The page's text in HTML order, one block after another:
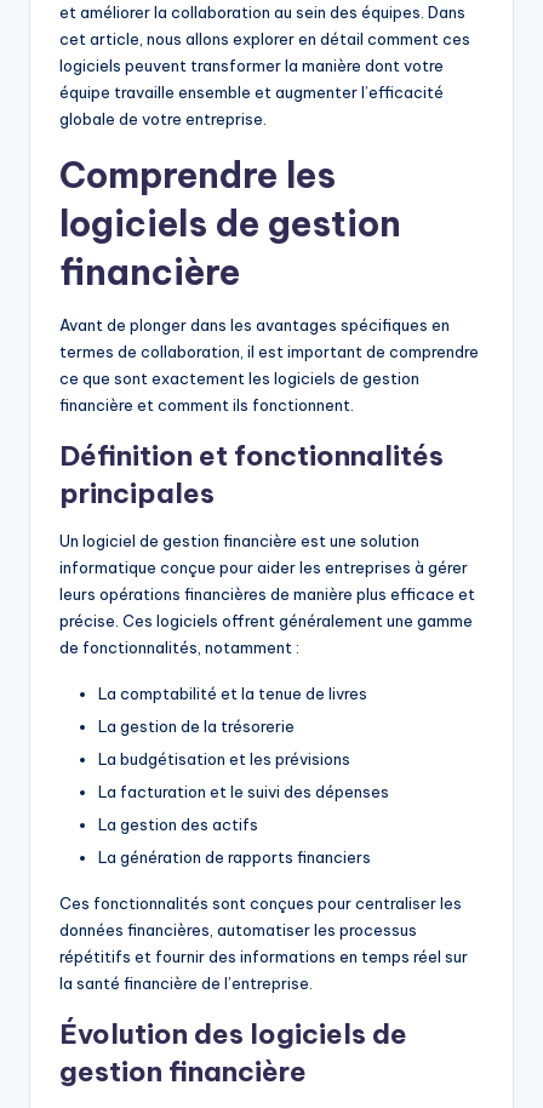
et améliorer la collaboration au sein des équipes. Dans
cet article, nous allons explorer en détail comment ces
logiciels peuvent transformer la manière dont votre
équipe travaille ensemble et augmenter l’efficacité
globale de votre entreprise.
Comprendre les
logiciels de gestion
financière
Avant de plonger dans les avantages spécifiques en
termes de collaboration, il est important de comprendre
ce que sont exactement les logiciels de gestion
financière et comment ils fonctionnent.
Définition et fonctionnalités
principales
Un logiciel de gestion financière est une solution
informatique conçue pour aider les entreprises à gérer
leurs opérations financières de manière plus efficace et
précise. Ces logiciels offrent généralement une gamme
de fonctionnalités, notamment :
La comptabilité et la tenue de livres
La gestion de la trésorerie
La budgétisation et les prévisions
La facturation et le suivi des dépenses
La gestion des actifs
La génération de rapports financiers
Ces fonctionnalités sont conçues pour centraliser les
données financières, automatiser les processus
répétitifs et fournir des informations en temps réel sur
la santé financière de l’entreprise.
Évolution des logiciels de
gestion financière